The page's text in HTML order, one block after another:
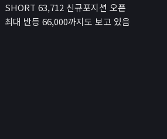
SHORT 63,712 신규포지션 오픈
최대 반등 66,000까지도 보고 있음